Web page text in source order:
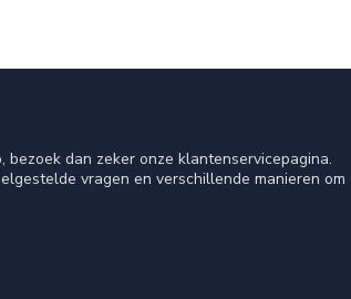
dan zeker onze klantenservicepagina.
vragen en verschillende manieren om